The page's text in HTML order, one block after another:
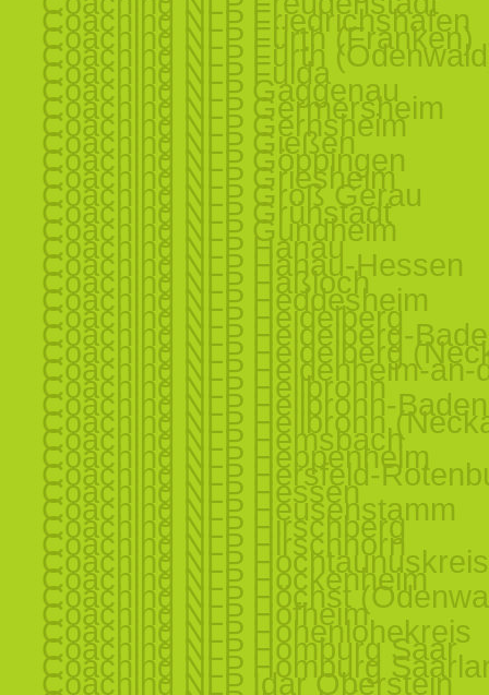
Coaching NLP Friedrichshafen
Coaching NLP Fürth (Franken)
Coaching NLP Fürth
Coaching NLP Fulda
Coaching NLP Gaggenau
Coaching NLP Germersheim
Coaching NLP Gernsheim
Coaching NLP Gießen
Coaching NLP Göppingen
Coaching NLP Griesheim
Coaching NLP Groß Gerau
Coaching NLP Grünstadt
Coaching NLP Gundheim
Coaching NLP Hanau
Coaching NLP Hanau-Hessen
Coaching NLP Haßloch
Coaching NLP Heddesheim
Coaching NLP Heidelberg
Coaching NLP Heidelberg-
Coaching NLP Heidelberg
Coaching NLP Heidenheim-an-
Coaching NLP Heilbronn
Coaching NLP Heilbronn-Baden
Coaching NLP Heilbronn
Coaching NLP Hemsbach
Coaching NLP Heppenheim
Coaching NLP Hersfeld-
Coaching NLP Hessen
Coaching NLP Heusenstamm
Coaching NLP Hirschberg
Coaching NLP Hirschhorn
Coaching NLP Hochtaunuskreis
Coaching NLP Hockenheim
Coaching NLP Höchst
Coaching NLP Hofheim
Coaching NLP Hohenlohekreis
Coaching NLP Homburg Saar
Coaching NLP Homburg
Coaching NLP Idar Oberstein